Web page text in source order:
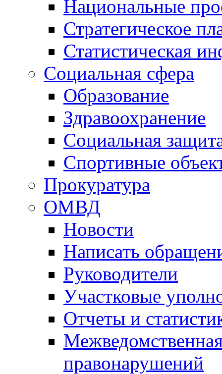
Национальные
Стратегическое
Статистическая
Социальная сфера
Образование
Здравоохранение
Социальная
Спортивные
Прокуратура
ОМВД
Новости
Написать
Руководители
Участковые
Отчеты и
правонарушений